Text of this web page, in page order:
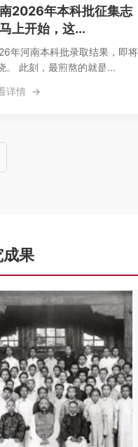
2026年本科批征集志
上开始，这...
年河南本科批录取结果，即将
。 此刻，最煎熬的就是...
详情
果